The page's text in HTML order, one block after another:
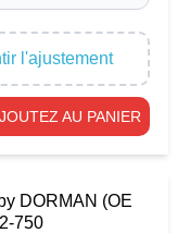
l'ajustement
AU PANIER
DORMAN (OE
750